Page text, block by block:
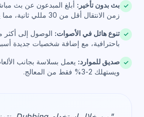
بث بدون تأخير:أبلغ المبدعون عن بث مباشر
زمن الانتقال أقل من 30 مللي ثانية، مما يضمن تزامناً مثالياً.
تنوع هائل في الأصوات:
باحترافية، مع إضافة شخصيات جديدة أسبوعياً.
صديق للموارد:يعمل بسلاسة بجانب الألعاب
ويستهلك 2-3% فقط من المعالج.